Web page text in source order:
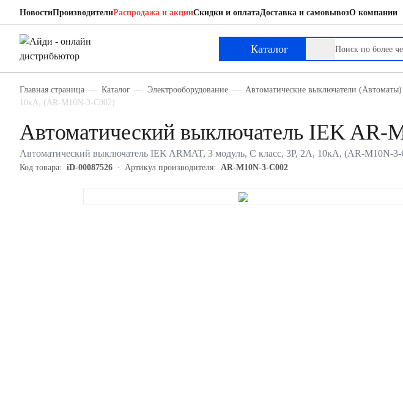
НовостиПроизводителиРаспродажа и акцииСкидки и оплатаДоставка и самовывозО компании
Каталог
Главная страница Каталог Электрооборудование Автоматические выключатели (Автоматы)
10кА, (AR-M10N-3-C002)
Автоматический выключатель IEK AR-
Автоматический выключатель IEK ARMAT, 3 модуль, C класс, 3P, 2А, 10кА, (AR-M10N-3-
Код товара: iD-00087526 Артикул производителя: AR-M10N-3-C002
IEK AR-M10N-3-C002
Автоматический выключатель